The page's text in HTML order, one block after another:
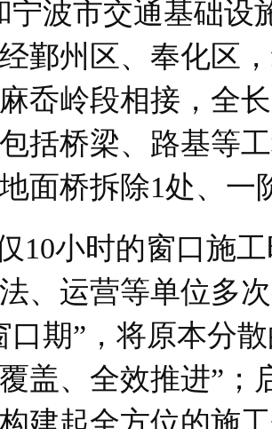
宁波市交通基础设
鄞州区、奉化区
岙岭段相接，全
括桥梁、路基等
面桥拆除1处、
小时的窗口施工
、运营等单位多
口期”，将原本分
盖、全效推进”；
建起全方位的施